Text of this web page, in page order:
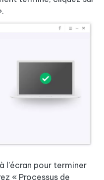
l'écran pour terminer
« Processus de